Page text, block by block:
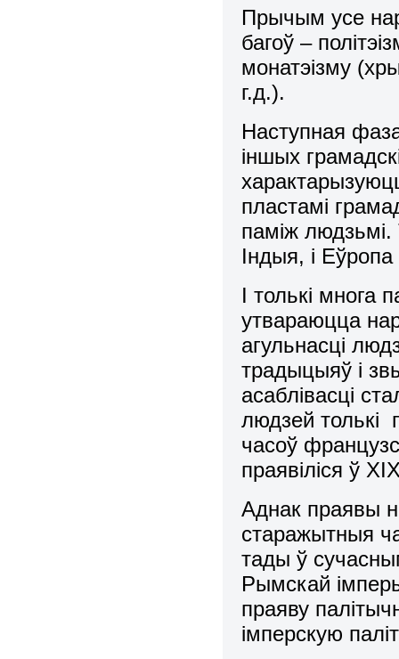
Прычым усе
багоў –
монатэізму
г.д.).
Наступная
іншых
пластамi
памiж людзьмi.
Iндыя, i Еўропа
I толькi многа
утвараюцца
агульнасцi
традыцыяў i
асаблiвасцi
людзей толькi
часоў
праявіліся ў
Аднак праявы
старажытныя
тады ў
Рымскай
праяву
імперскую